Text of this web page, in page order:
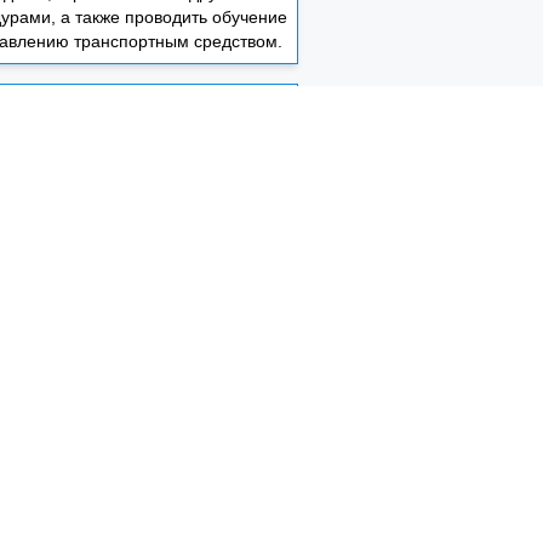
а также проводить обучение
транспортным средством.